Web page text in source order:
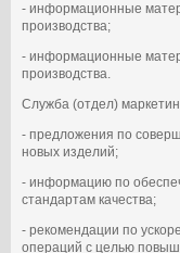
- информационные
производства;
- информационные
производства.
Служба (отдел)
- предложения по
новых изделий;
- информацию по
стандартам качества;
- рекомендации по
операций с целью